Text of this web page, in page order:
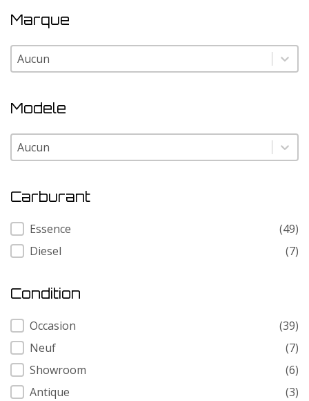
Marque
Marque
Marque
Modele
Modele
Modele
Carburant
Carburant
Essence
(49)
Diesel
(7)
Condition
Condition
Occasion
(39)
Neuf
(7)
Showroom
(6)
Antique
(3)